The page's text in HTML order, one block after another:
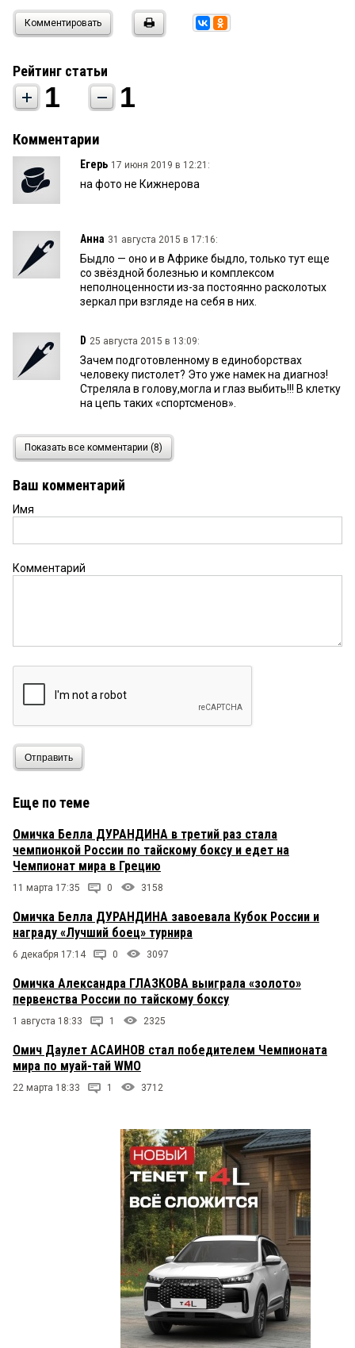
Комментировать
Рейтинг статьи
1 1
Комментарии
Егерь 17 июня 2019 в 12:21:
на фото не Кижнерова
Анна 31 августа 2015 в 17:16:
Быдло — оно и в Африке быдло, только тут еще
со звёздной болезнью и комплексом
неполноценности из-за постоянно расколотых
зеркал при взгляде на себя в них.
D 25 августа 2015 в 13:09:
Зачем подготовленному в единоборствах
человеку пистолет? Это уже намек на диагноз!
Стреляла в голову,могла и глаз выбить!!! В клетку
на цепь таких «спортсменов».
25 августа 2015 в 11:55:
Это в т.ч. последствия фильма «Не бойся, я с
знают как разрулить. С травматами аналогично.
лозунгах об удвоении валового внутреннего
зависимо от торговой наценки.
родителями сказывается плохо на психику
потомства...,в итоге -Зомби!!!
Ваня 25 августа 2015 в 10:10:
Какая тут версия стрелка, на поверхности
Не дала обогнать, какая глупость. Если на
каждую мадам, которая привыкла соблюдать
житель 25 августа 2015 в 08:33:
НЕ понял — а зачем из пистолета??? При таких
титулах могла бы и просто рыло начистить!!???
Ни кого не оправдываю и не сужу, но на дороге
всякое происходит! То, что написано в статье
очень похоже на версию терпилы. Не плохо бы
опубликовать версию стрелка.
Евгений
Россия так и осталась в 80-х. Снять бы все
титулы с этой чемпионки. И 200 суток
Показать все комментарии (8)
Ваш комментарий
Имя
Комментарий
Отправить
Еще по теме
Омичка Белла ДУРАНДИНА в третий раз стала
чемпионкой России по тайскому боксу и едет на
Чемпионат мира в Грецию
11 марта 17:35 0 3158
Омичка Белла ДУРАНДИНА завоевала Кубок России и
награду «Лучший боец» турнира
6 декабря 17:14 0 3097
Омичка Александра ГЛАЗКОВА выиграла «золото»
первенства России по тайскому боксу
1 августа 18:33 1 2325
Омич Даулет АСАИНОВ стал победителем Чемпионата
мира по муай-тай WMO
22 марта 18:33 1 3712